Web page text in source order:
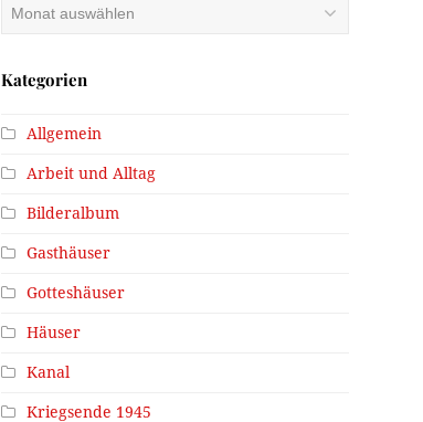
Kategorien
Allgemein
Arbeit und Alltag
Bilderalbum
Gasthäuser
Gotteshäuser
Häuser
Kanal
Kriegsende 1945